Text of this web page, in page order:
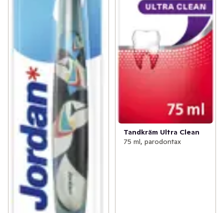
Tandkräm Ultra Clean
75 ml, parodontax